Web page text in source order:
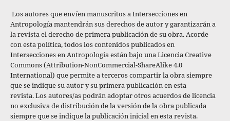
Los autores que envíen manuscritos a Intersecciones en
Antropología mantendrán sus derechos de autor y garantizarán a
la revista el derecho de primera publicación de su obra. Acorde
con esta política,todos los contenidos publicados en
Intersecciones en Antropología están bajo una Licencia Creative
Commons (Attribution-NonCommercial-ShareAlike 4.0
International) que permite a terceros compartir la obra siempre
que se indique su autor y su primera publicación en esta
revista. Los autores/as podrán adoptar otros acuerdos de licencia
no exclusiva de distribución de la versión de la obra publicada
siempre que se indique la publicación inicial en esta revista.